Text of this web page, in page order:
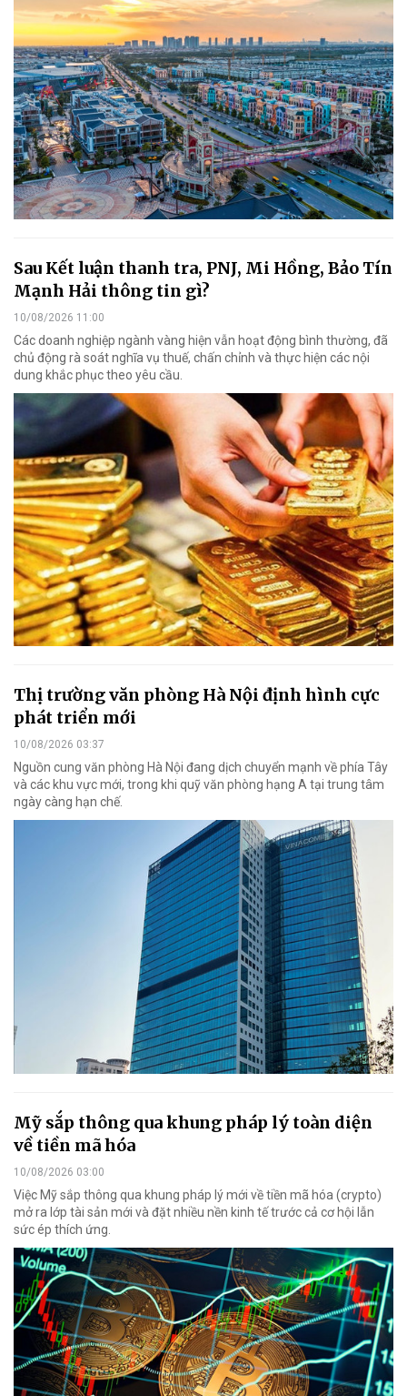
Sau Kết luận thanh tra, PNJ, Mi Hồng, Bảo Tín
Mạnh Hải thông tin gì?
10/08/2026 11:00
Các doanh nghiệp ngành vàng hiện vẫn hoạt động bình thường, đã
chủ động rà soát nghĩa vụ thuế, chấn chỉnh và thực hiện các nội
dung khắc phục theo yêu cầu.
Thị trường văn phòng Hà Nội định hình cực
phát triển mới
10/08/2026 03:37
Nguồn cung văn phòng Hà Nội đang dịch chuyển mạnh về phía Tây
và các khu vực mới, trong khi quỹ văn phòng hạng A tại trung tâm
ngày càng hạn chế.
Mỹ sắp thông qua khung pháp lý toàn diện
về tiền mã hóa
10/08/2026 03:00
Việc Mỹ sắp thông qua khung pháp lý mới về tiền mã hóa (crypto)
mở ra lớp tài sản mới và đặt nhiều nền kinh tế trước cả cơ hội lẫn
sức ép thích ứng.